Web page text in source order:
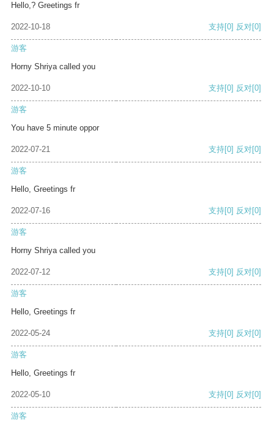
Hello,? Greetings fr
2022-10-18 支持[0] 反对[0]
游客
Horny Shriya called you
2022-10-10 支持[0] 反对[0]
游客
You have 5 minute oppor
2022-07-21 支持[0] 反对[0]
游客
Hello, Greetings fr
2022-07-16 支持[0] 反对[0]
游客
Horny Shriya called you
2022-07-12 支持[0] 反对[0]
游客
Hello, Greetings fr
2022-05-24 支持[0] 反对[0]
游客
Hello, Greetings fr
2022-05-10 支持[0] 反对[0]
游客